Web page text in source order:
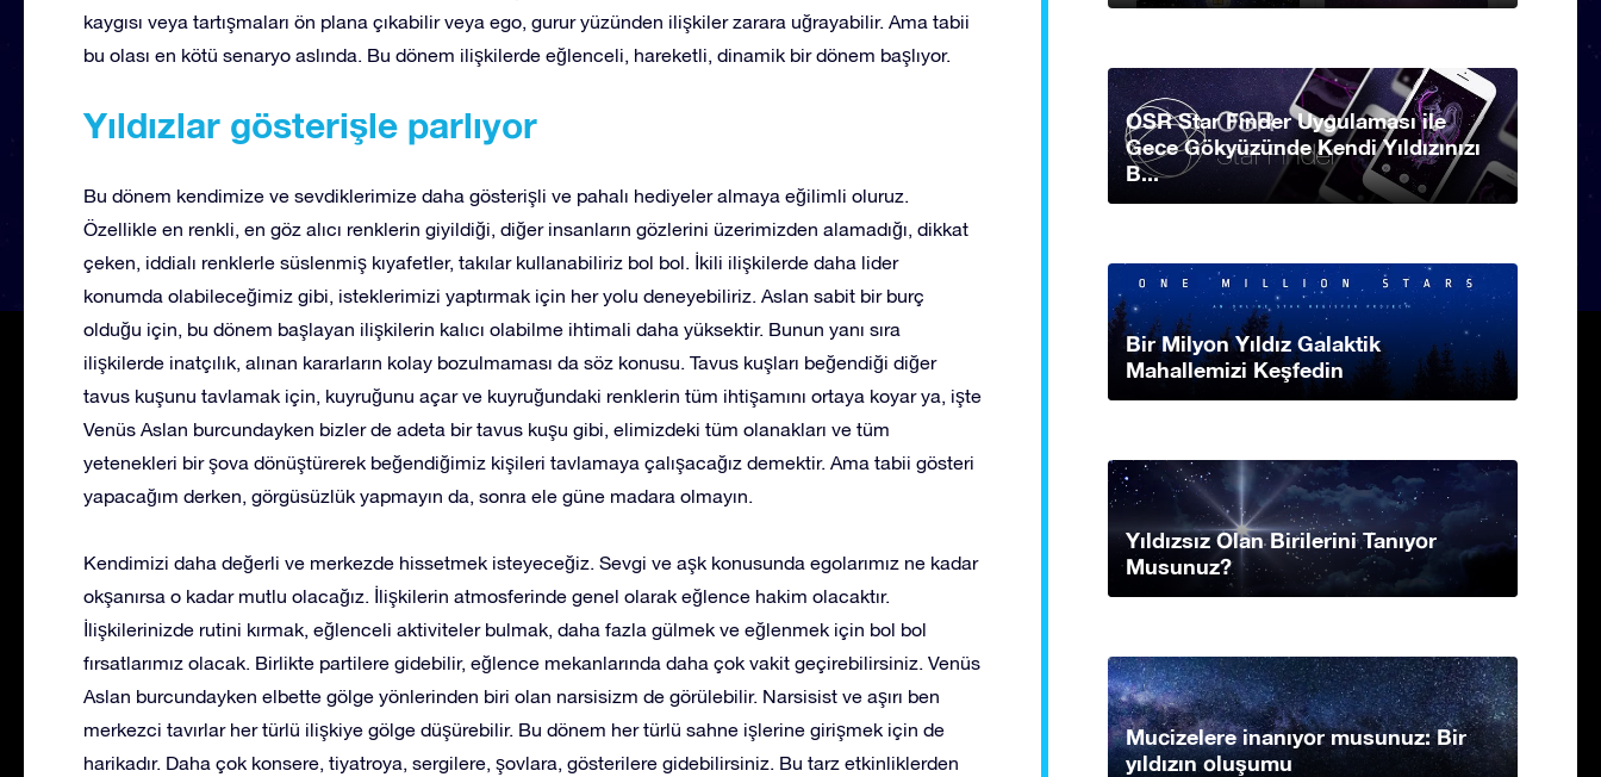
kaygısı veya tartışmaları ön plana çıkabilir veya ego, gurur yüzünden ilişkiler zarara uğrayabilir. Ama tabii
bu olası en kötü senaryo aslında. Bu dönem ilişkilerde eğlenceli, hareketli, dinamik bir dönem başlıyor.
Yıldızlar gösterişle parlıyor
Bu dönem kendimize ve sevdiklerimize daha gösterişli ve pahalı hediyeler almaya eğilimli oluruz.
Özellikle en renkli, en göz alıcı renklerin giyildiği, diğer insanların gözlerini üzerimizden alamadığı, dikkat
çeken, iddialı renklerle süslenmiş kıyafetler, takılar kullanabiliriz bol bol. İkili ilişkilerde daha lider
konumda olabileceğimiz gibi, isteklerimizi yaptırmak için her yolu deneyebiliriz. Aslan sabit bir burç
olduğu için, bu dönem başlayan ilişkilerin kalıcı olabilme ihtimali daha yüksektir. Bunun yanı sıra
ilişkilerde inatçılık, alınan kararların kolay bozulmaması da söz konusu. Tavus kuşları beğendiği diğer
tavus kuşunu tavlamak için, kuyruğunu açar ve kuyruğundaki renklerin tüm ihtişamını ortaya koyar ya, işte
Venüs Aslan burcundayken bizler de adeta bir tavus kuşu gibi, elimizdeki tüm olanakları ve tüm
yetenekleri bir şova dönüştürerek beğendiğimiz kişileri tavlamaya çalışacağız demektir. Ama tabii gösteri
yapacağım derken, görgüsüzlük yapmayın da, sonra ele güne madara olmayın.
Kendimizi daha değerli ve merkezde hissetmek isteyeceğiz. Sevgi ve aşk konusunda egolarımız ne kadar
okşanırsa o kadar mutlu olacağız. İlişkilerin atmosferinde genel olarak eğlence hakim olacaktır.
İlişkilerinizde rutini kırmak, eğlenceli aktiviteler bulmak, daha fazla gülmek ve eğlenmek için bol bol
fırsatlarımız olacak. Birlikte partilere gidebilir, eğlence mekanlarında daha çok vakit geçirebilirsiniz. Venüs
Aslan burcundayken elbette gölge yönlerinden biri olan narsisizm de görülebilir. Narsisist ve aşırı ben
merkezci tavırlar her türlü ilişkiye gölge düşürebilir. Bu dönem her türlü sahne işlerine girişmek için de
harikadır. Daha çok konsere, tiyatroya, sergilere, şovlara, gösterilere gidebilirsiniz. Bu tarz etkinliklerden
OSR Star Finder Uygulaması ile
Gece Gökyüzünde Kendi Yıldızınızı
B...
Bir Milyon Yıldız Galaktik
Mahallemizi Keşfedin
Yıldızsız Olan Birilerini Tanıyor
Musunuz?
Mucizelere inanıyor musunuz: Bir
yıldızın oluşumu